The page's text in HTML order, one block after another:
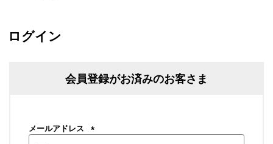
ログイン
会員登録がお済みのお客さま
メールアドレス